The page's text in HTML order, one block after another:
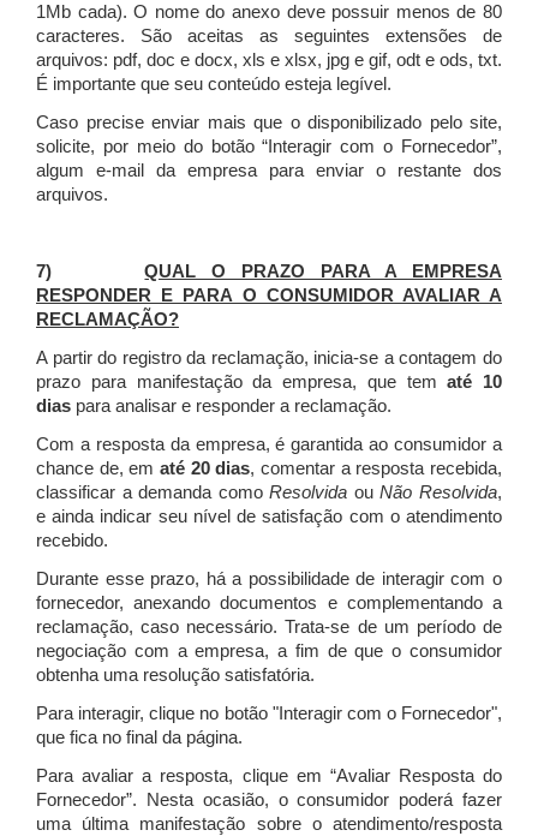
1Mb cada). O nome do anexo deve possuir menos de 80
caracteres. São aceitas as seguintes extensões de
arquivos: pdf, doc e docx, xls e xlsx, jpg e gif, odt e ods, txt.
É importante que seu conteúdo esteja legível.
Caso precise enviar mais que o disponibilizado pelo site,
solicite, por meio do botão “Interagir com o Fornecedor”,
algum e-mail da empresa para enviar o restante dos
arquivos.
7)QUAL O PRAZO PARA A EMPRESA
RESPONDER E PARA O CONSUMIDOR AVALIAR A
RECLAMAÇÃO?
A partir do registro da reclamação, inicia-se a contagem do
prazo para manifestação da empresa, que tematé 10
dias para analisar e responder a reclamação.
Com a resposta da empresa, é garantida ao consumidor a
chance de, em até 20 dias, comentar a resposta recebida,
classificar a demanda comoResolvida ouNão Resolvida,
e ainda indicar seu nível de satisfação com o atendimento
recebido.
Durante esse prazo, há a possibilidade de interagir com o
fornecedor, anexando documentos e complementando a
reclamação, caso necessário.Trata-se de um período de
negociação com a empresa, a fim de que o consumidor
obtenha uma resolução satisfatória.
Para interagir, clique no botão "Interagir com o Fornecedor",
que fica no final da página.
Para avaliar a resposta, clique em “Avaliar Resposta do
Fornecedor”. Nesta ocasião, o consumidor poderá fazer
uma última manifestação sobre o atendimento/resposta